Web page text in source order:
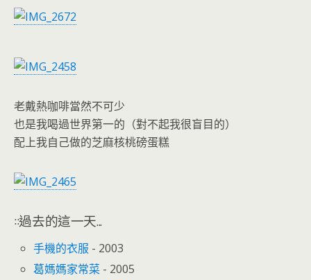
老戴熱咖啡當然不可少
也是我喝過世界第一的（對不起我很盲目的）
配上我自己做的芝麻核桃磅蛋糕
::過去的這一天...
手機的衣服 - 2003
葛媽媽家常菜 - 2005